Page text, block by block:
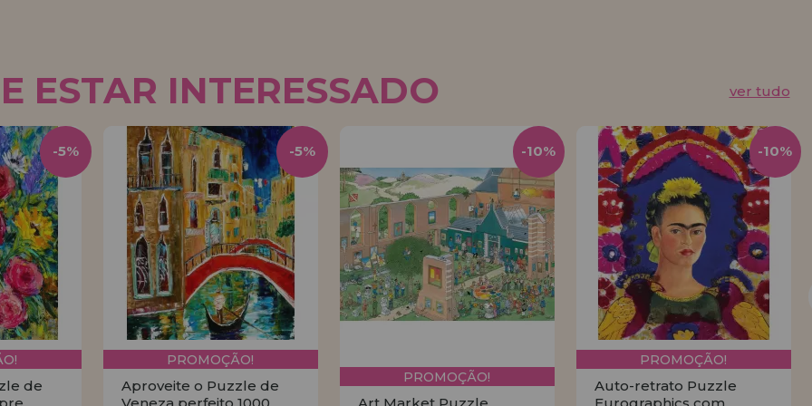
ESTAR INTERESSADO ver tudo
de
-5%
PROMOÇÃO!
Aproveite o Puzzle de
-5%
PROMOÇÃO!
-10%
PROMOÇÃO!
Auto-retrato Puzzle
-10%